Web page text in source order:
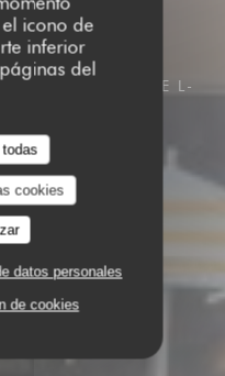
icono de
inferior
del
cookies
datos personales
de cookies
103 GRAND RUE L-